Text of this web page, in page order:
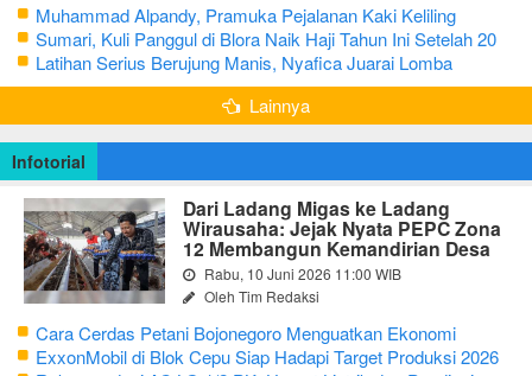
Muhammad Alpandy, Pramuka Pejalanan Kaki Keliling
Nusantara dengan Misi Literasi Budaya
Sumari, Kuli Panggul di Blora Naik Haji Tahun Ini Setelah 20
Tahun Sisihkan Uang Receh
Latihan Serius Berujung Manis, Nyafica Juarai Lomba
Bertutur tentang Nilai Hidup Orang Samin
Lainnya
Infotorial
Dari Ladang Migas ke Ladang
Wirausaha: Jejak Nyata PEPC Zona
12 Membangun Kemandirian Desa
Rabu, 10 Juni 2026 11:00 WIB
Oleh Tim Redaksi
Cara Cerdas Petani Bojonegoro Menguatkan Ekonomi
Keluarga
ExxonMobil di Blok Cepu Siap Hadapi Target Produksi 2026